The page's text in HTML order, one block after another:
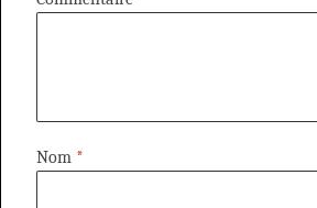
Nom *